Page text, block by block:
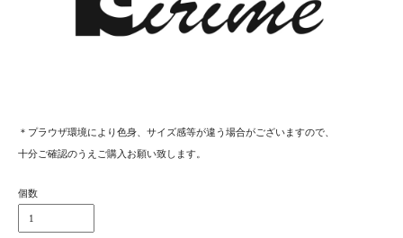
＊プラウザ環境により色身、サイズ感等が違う場合がございますので、
十分ご確認のうえご購入お願い致します。
個数